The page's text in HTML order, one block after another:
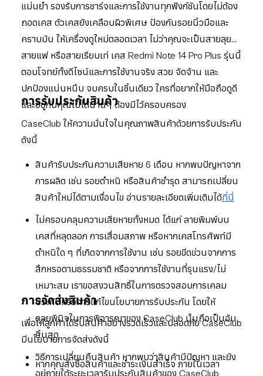
แม่นยำ รองรับการชาร์จและการใช้งานทุกฟังก์ชันโดยไม่ต้อง
ถอดเคส ตัวเคสยังเคลือบผิวพิเศษ ป้องกันรอยนิ้วมือและ
คราบมัน ให้เครื่องดูใหม่ตลอดเวลา ไม่ว่าคุณจะเป็นสายลุย
สายแฟ หรือสายเรียบเท่ เคส Redmi Note 14 Pro Plus รุ่นนี้
ตอบโจทย์ทั้งดีไซน์และการใช้งานจริง สวย จัดจ้าน และ
ปกป้องแน่นหนึบ จบครบในชิ้นเดียว ใครที่อยากให้มือถือดูดี
และอยู่กับคุณไปได้นานๆ ต้องมีไว้ครอบครอง
การรับประกันสินค้า
CaseClub ให้ความมั่นใจในคุณภาพสินค้าด้วยการรับประกัน
ดังนี้
สินค้ารับประกันความเสียหาย 6 เดือน หากพบปัญหาจาก
การผลิต เช่น รอยตำหนิ หรือสินค้าชำรุด สามารถเปลี่ยน
สินค้าใหม่ได้ตามเงื่อนไข อ่านรายละเอียดเพิ่มเติมได้ที่นี่
ไม่ครอบคลุมความเสียหายทั้งหมด ได้แก่ ลายพิมพ์บน
เคสที่หลุดลอก การเสื่อมสภาพ หรือหากเคสโทรศัพท์มี
ตำหนิใด ๆ ที่เกิดจากการใช้งาน เช่น รอยขีดข่วนจากการ
สึกหรอตามธรรมชาติ หรือจากการใช้งานที่รุนแรง/ไม่
เหมาะสม เราขอสงวนสิทธิ์ในการตรวจสอบการเคลม
ประกันหรือการแก้ไขนโยบายการรับประกัน โดยให้
ดุลยพินิจในการพิจารณาของ CaseClub นั้นถือเป็นอัน
สิ้นสุด
วิธีการเปลี่ยนคืนสินค้า หากพบว่าสินค้ามีปัญหา และยัง
การจัดส่งสินค้า
เพื่อให้ลูกค้าได้รับสินค้าอย่างรวดเร็วและปลอดภัย CaseClub
มีนโยบายการจัดส่งดังนี้
หากคุณสั่งซื้อสินค้าและชำระเงินสำเร็จ ภายในเวลา